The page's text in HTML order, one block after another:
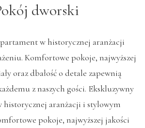
dworski
w historycznej aranżacji
Komfortowe pokoje, najwyższej
oraz dbałość o detale zapewnią
z naszych gości. Ekskluzywny
historycznej aranżacji i stylowym
pokoje, najwyższej jakości